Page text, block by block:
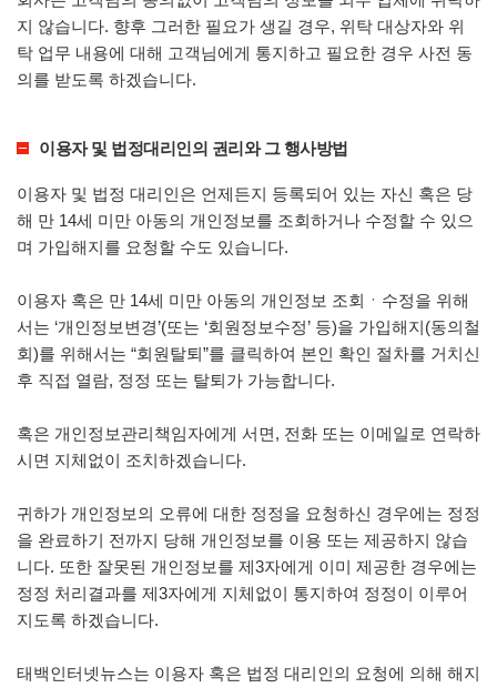
지 않습니다. 향후 그러한 필요가 생길 경우, 위탁 대상자와 위
탁 업무 내용에 대해 고객님에게 통지하고 필요한 경우 사전 동
의를 받도록 하겠습니다.
이용자 및 법정대리인의 권리와 그 행사방법
이용자 및 법정 대리인은 언제든지 등록되어 있는 자신 혹은 당
해 만 14세 미만 아동의 개인정보를 조회하거나 수정할 수 있으
며 가입해지를 요청할 수도 있습니다.
이용자 혹은 만 14세 미만 아동의 개인정보 조회ㆍ수정을 위해
서는 ‘개인정보변경’(또는 ‘회원정보수정’ 등)을 가입해지(동의철
회)를 위해서는 “회원탈퇴”를 클릭하여 본인 확인 절차를 거치신
후 직접 열람, 정정 또는 탈퇴가 가능합니다.
혹은 개인정보관리책임자에게 서면, 전화 또는 이메일로 연락하
시면 지체없이 조치하겠습니다.
귀하가 개인정보의 오류에 대한 정정을 요청하신 경우에는 정정
을 완료하기 전까지 당해 개인정보를 이용 또는 제공하지 않습
니다. 또한 잘못된 개인정보를 제3자에게 이미 제공한 경우에는
정정 처리결과를 제3자에게 지체없이 통지하여 정정이 이루어
지도록 하겠습니다.
태백인터넷뉴스는 이용자 혹은 법정 대리인의 요청에 의해 해지